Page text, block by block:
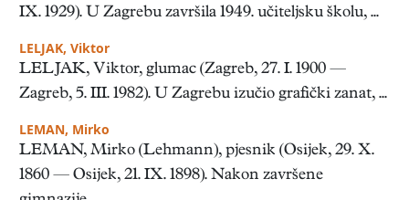
IX. 1929). U Zagrebu završila 1949. učiteljsku školu, ...
LELJAK, Viktor
LELJAK, Viktor, glumac (Zagreb, 27. I. 1900 —
Zagreb, 5. III. 1982). U Zagrebu izučio grafički zanat, ...
LEMAN, Mirko
LEMAN, Mirko (Lehmann), pjesnik (Osijek, 29. X.
1860 — Osijek, 21. IX. 1898). Nakon završene